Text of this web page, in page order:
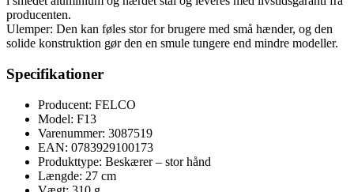
producenten.
Ulemper: Den kan føles stor for brugere med små hænder, og den
solide konstruktion gør den en smule tungere end mindre modeller.
Specifikationer
Producent: FELCO
Model: F13
Varenummer: 3087519
EAN: 0783929100173
Produkttype: Beskærer – stor hånd
Længde: 27 cm